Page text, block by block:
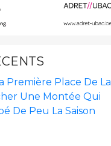
Première Place De La
Une Montée Qui
De Peu La Saison